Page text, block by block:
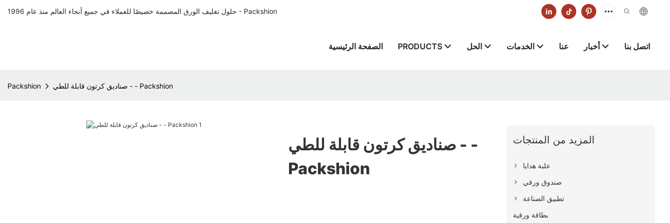
حلول تغليف الورق المصممة خصيصًا للعملاء في جميع أنحاء العالم منذ عام 1996 - Packshion
الصفحة الرئيسية PRODUCTS الحل الخدمات عنا أخبار اتصل بنا
Packshion صناديق كرتون قابلة للطي - - Packshion
صناديق كرتون قابلة للطي - -
Packshion
المزيد من المنتجات
علبة هدايا
صندوق ورقي
تطبيق الصناعة
بطاقة ورقية